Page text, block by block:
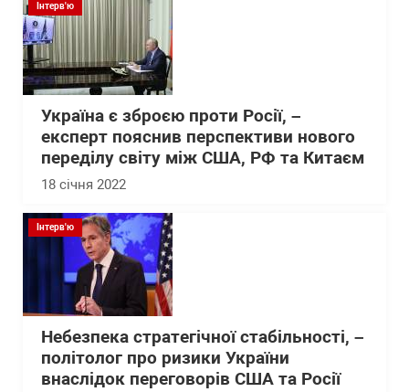
Інтерв'ю
Україна є зброєю проти Росії, –
експерт пояснив перспективи нового
переділу світу між США, РФ та Китаєм
18 січня 2022
Інтерв'ю
Небезпека стратегічної стабільності, –
політолог про ризики України
внаслідок переговорів США та Росії